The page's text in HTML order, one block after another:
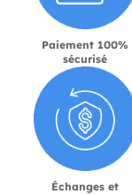
Paiement 100%
sécurisé
Échanges et